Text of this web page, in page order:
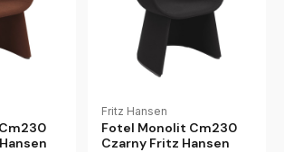
Fritz Hansen
Fotel Monolit Cm230
Czarny Fritz Hansen